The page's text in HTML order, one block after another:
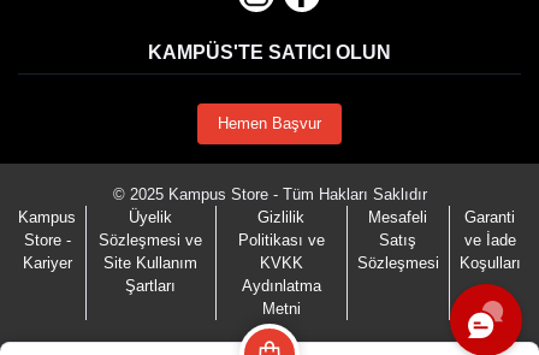
KAMPÜS'TE SATICI OLUN
Hemen Başvur
© 2025 Kampus Store - Tüm Hakları Saklıdır
Kampus
Store -
Kariyer
Üyelik
Sözleşmesi ve
Site Kullanım
Şartları
Gizlilik
Politikası ve
KVKK
Aydınlatma
Metni
Mesafeli
Satış
Sözleşmesi
Garanti
ve İade
Koşulları